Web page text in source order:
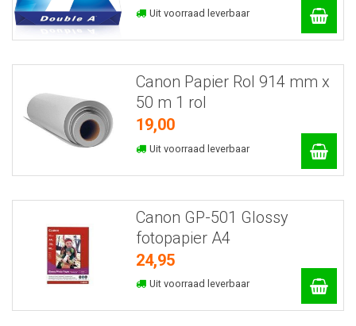
Uit voorraad leverbaar
Canon Papier Rol 914 mm x
50 m 1 rol
19,00
Uit voorraad leverbaar
Canon GP-501 Glossy
fotopapier A4
24,95
Uit voorraad leverbaar